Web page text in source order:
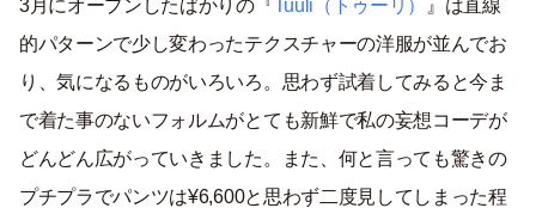
3月にオープンしたばかりの『Tuuli（トゥーリ）
』は直線
的パターンで少し変わったテクスチャーの洋服が並んでお
り、気になるものがいろいろ。思わず試着してみると今ま
で着た事のないフォルムがとても新鮮で私の妄想コーデが
どんどん広がっていきました。また、何と言っても驚きの
プチプラでパンツは¥6,600と思わず二度見してしまった程